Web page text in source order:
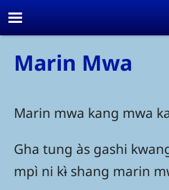
Skip to main content
Marin Mwa
Marin mwa kang mwa
Gha tung às gashi
mpì ni kɨ̀ shang marin